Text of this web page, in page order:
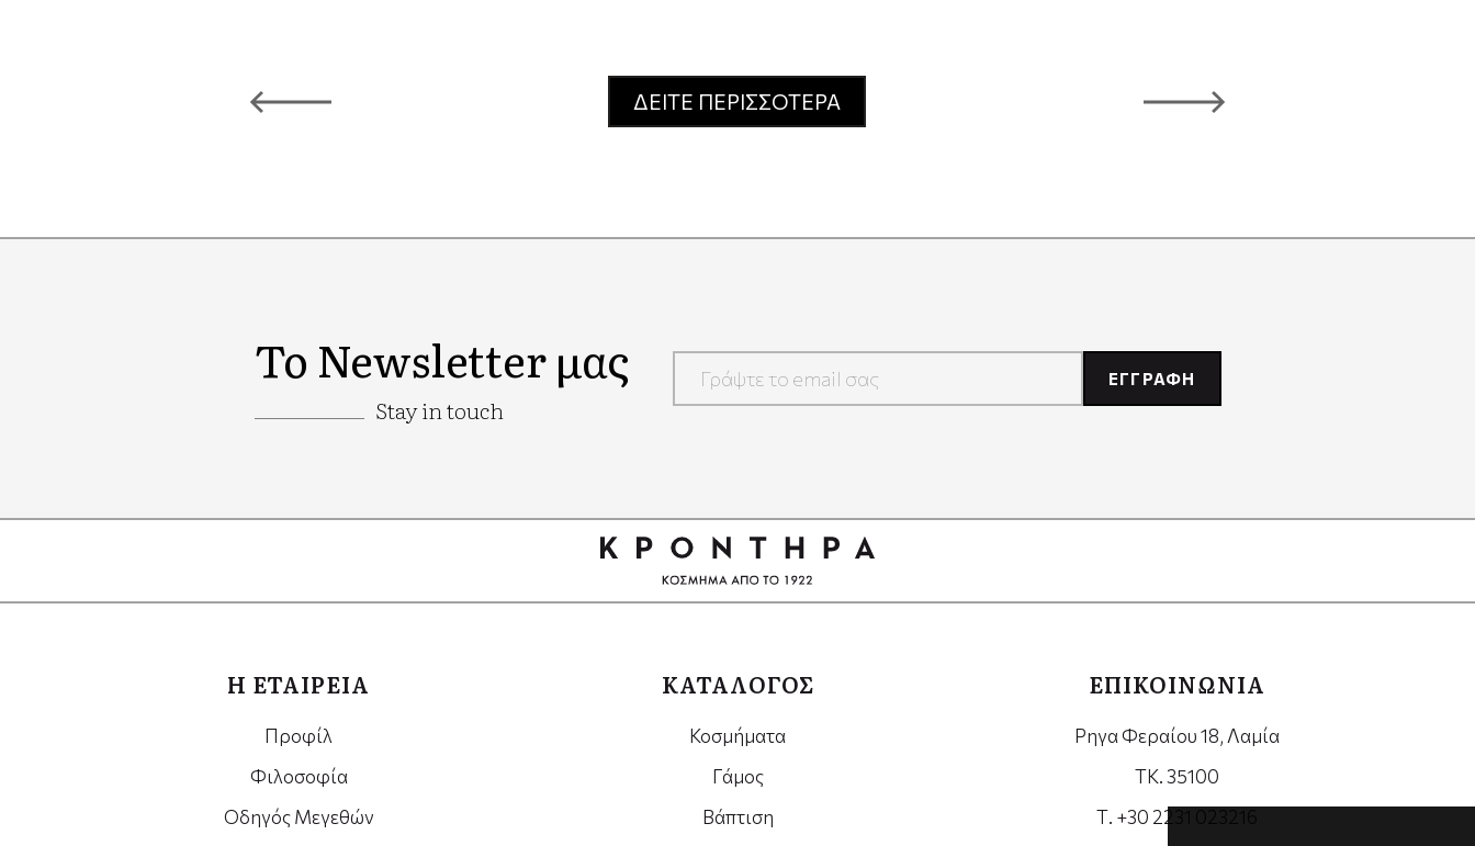
ΔΕΙΤΕ ΠΕΡΙΣΣΟΤΕΡΑ
Το Newsletter μας
Stay in touch
ΕΓΓΡΑΦΗ
Google
Recaptcha
Η ΕΤΑΙΡΕΙΑ
Προφίλ
Φιλοσοφία
Οδηγός Μεγεθών
ΚΑΤΑΛΟΓΟΣ
Κοσμήματα
Γάμος
Βάπτιση
ΕΠΙΚΟΙΝΩΝΙΑ
Ρηγα Φεραίου 18, Λαμία
ΤΚ. 35100
Τ. +30 2231 023216